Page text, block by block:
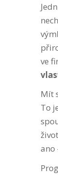
ve
Mít
To
ano